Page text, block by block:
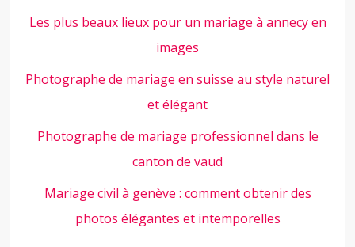
Les plus beaux lieux pour un mariage à annecy en
images
Photographe de mariage en suisse au style naturel
et élégant
Photographe de mariage professionnel dans le
canton de vaud
Mariage civil à genève : comment obtenir des
photos élégantes et intemporelles